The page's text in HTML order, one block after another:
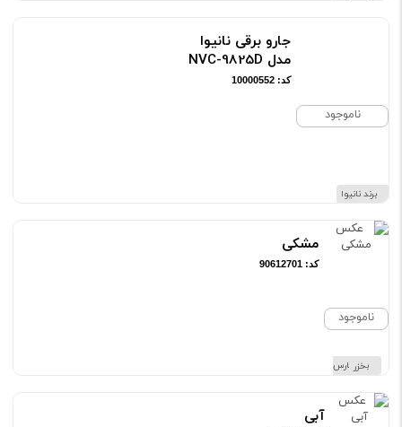
ناموجود
برند نانیوا
جارو برقی نانیوا
مدل NVC-9825D
کد: 10000552
ناموجود
برند پارس خزر
مشکی
کد: 90612701
آبی